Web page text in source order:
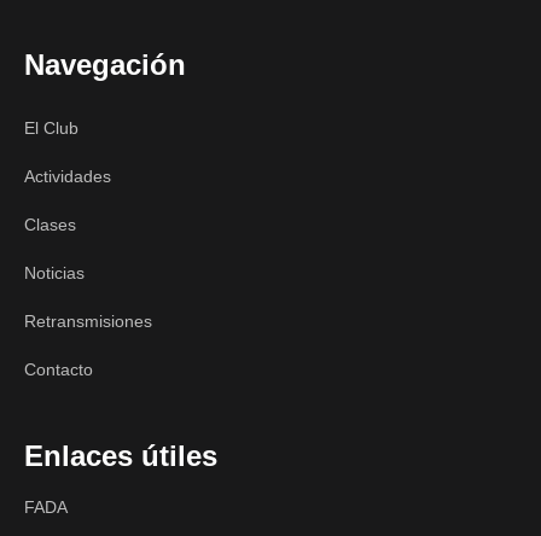
Navegación
El Club
Actividades
Clases
Noticias
Retransmisiones
Contacto
Enlaces útiles
FADA